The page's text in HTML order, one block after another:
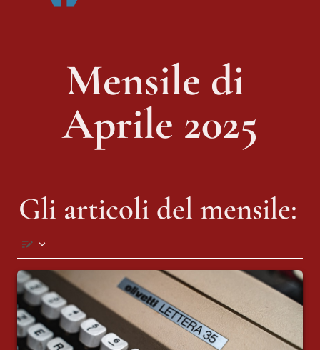
Mensile di
Aprile 2025
Gli articoli del mensile:
Lettera della redazione - la nostra
resistenza